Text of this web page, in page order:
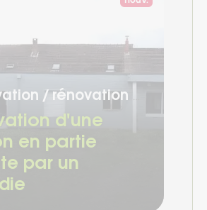
Chargement...
rénovation globale
d'une
en partie
par un